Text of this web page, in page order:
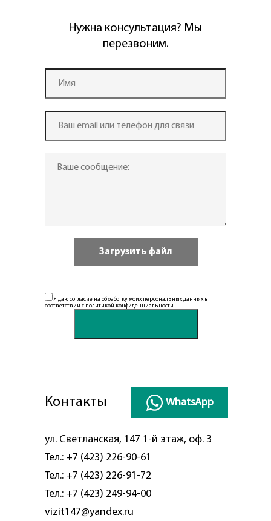
Нужна консультация? Мы
перезвоним.
Я даю согласие на обработку моих персональных данных в
соответствии с политикой конфиденциальности
Контакты WhatsApp
ул. Светланская, 147 1-й этаж, оф. 3
Тел.: +7 (423) 226-90-61
Тел.: +7 (423) 226-91-72
Тел.: +7 (423) 249-94-00
vizit147@yandex.ru